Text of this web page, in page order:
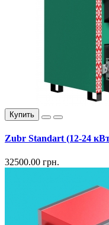
Купить
Zubr Standart (12-24
32500.00 грн.